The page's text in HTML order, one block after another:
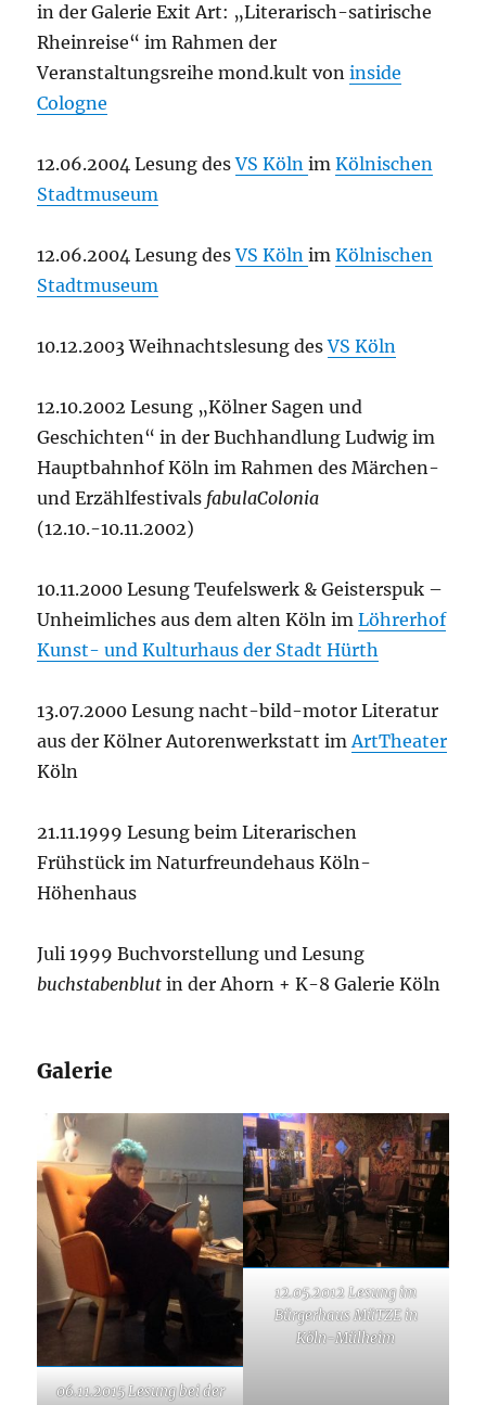
in der Galerie Exit Art: „Literarisch-satirische
Rheinreise“ im Rahmen der
Veranstaltungsreihe mond.kult voninside
Cologne
12.06.2004 Lesung desVS KölnimKölnischen
Stadtmuseum
12.06.2004 Lesung desVS KölnimKölnischen
Stadtmuseum
10.12.2003 Weihnachtslesung desVS Köln
12.10.2002 Lesung „Kölner Sagen und
Geschichten“ in der Buchhandlung Ludwig im
Hauptbahnhof Köln im Rahmen des Märchen-
und Erzählfestivals fabulaColonia
(12.10.-10.11.2002)
10.11.2000 Lesung Teufelswerk & Geisterspuk –
Unheimliches aus dem alten Köln imLöhrerhof
Kunst- und Kulturhaus der Stadt Hürth
13.07.2000 Lesung nacht-bild-motor Literatur
aus der Kölner Autorenwerkstatt imArtTheater
Köln
21.11.1999 Lesung beim Literarischen
Frühstück im Naturfreundehaus Köln-
Höhenhaus
Juli 1999 Buchvorstellung und Lesung
buchstabenblut in der Ahorn + K-8 Galerie Köln
Galerie
06.11.2015 Lesung bei der
12.05.2012 Lesung im
Bürgerhaus MüTZE in
Köln-Mülheim